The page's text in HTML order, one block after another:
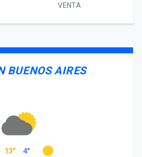
VENTA
BUENOS AIRES